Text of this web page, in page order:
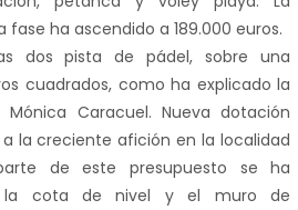
ha ascendido a 189.000 euros.
dos pista de pádel, sobre una
cuadrados, como ha explicado la
Caracuel. Nueva dotación
la creciente afición en la localidad
de este presupuesto se ha
la cota de nivel y el muro de